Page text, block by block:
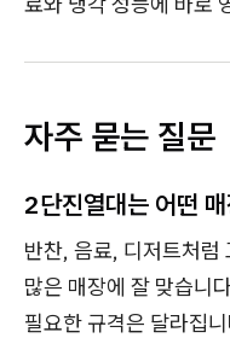
자주 묻는 질문
2단진열대는 어떤
반찬, 음료, 디저트처럼
많은 매장에 잘 맞습니
필요한 규격은 달라집